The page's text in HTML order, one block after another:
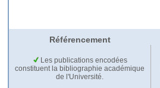
Référencement
Les publications encodées
constituent la bibliographie académique
de l'Université.